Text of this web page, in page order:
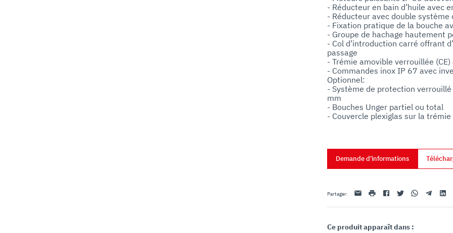
- Réducteur en bain d’huile avec
- Réducteur avec double
- Fixation pratique de la bouche
- Groupe de hachage hautement
- Col d’introduction carré offrant
passage
- Trémie amovible verrouillée
- Commandes inox IP 67 avec
Optionnel:
- Système de protection
mm
- Bouches Unger partiel ou total
- Couvercle plexiglas sur la trémie
Demande d'informations
Partager: Email imprimerFacebookTwitterWhatsappTelegram
Ce produit apparaît dans :